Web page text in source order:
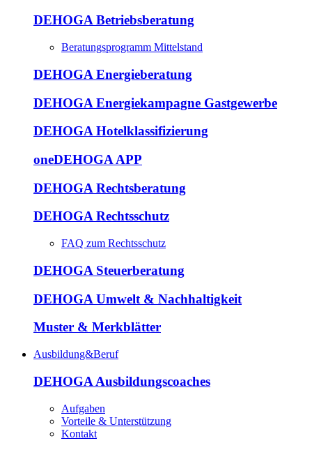
DEHOGA Betriebsberatung
Beratungsprogramm Mittelstand
DEHOGA Energieberatung
DEHOGA Energiekampagne Gastgewerbe
DEHOGA Hotelklassifizierung
oneDEHOGA APP
DEHOGA Rechtsberatung
DEHOGA Rechtsschutz
FAQ zum Rechtsschutz
DEHOGA Steuerberatung
DEHOGA Umwelt & Nachhaltigkeit
Muster & Merkblätter
Ausbildung&Beruf
DEHOGA Ausbildungscoaches
Aufgaben
Vorteile & Unterstützung
Kontakt